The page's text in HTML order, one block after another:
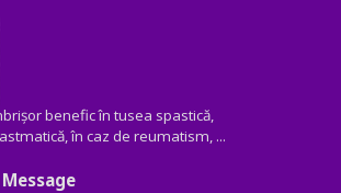
benefic în tusea spastică,
în caz de reumatism, ...